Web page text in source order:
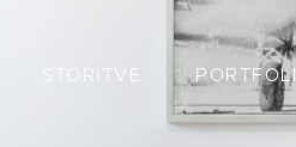
STORITVE